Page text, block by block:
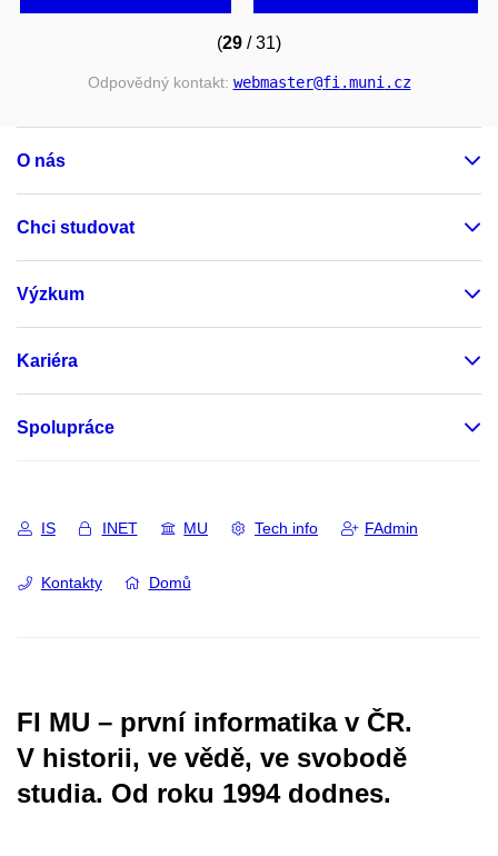
(29 / 31)
Odpovědný kontakt: webmaster@fi.muni.cz
O nás
Chci studovat
Výzkum
Kariéra
Spolupráce
IS INET MU Tech info FAdmin
Kontakty Domů
FI MU – první informatika v ČR.
V historii, ve vědě, ve svobodě
studia. Od roku 1994 dodnes.